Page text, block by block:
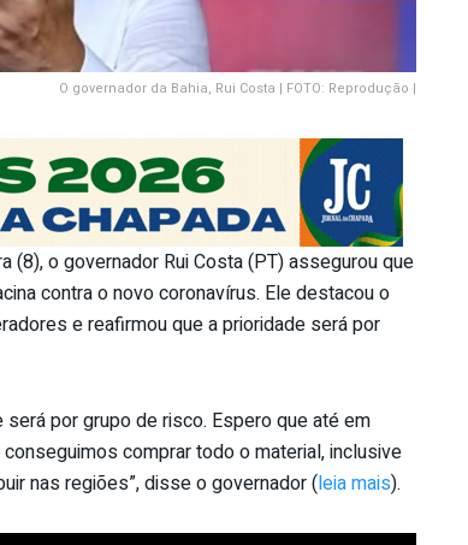
O governador da Bahia, Rui Costa | FOTO: Reprodução |
o governador Rui Costa (PT) assegurou que
contra o novo coronavírus. Ele destacou o
e reafirmou que a prioridade será por
por grupo de risco. Espero que até em
comprar todo o material, inclusive
nas regiões”, disse o governador (leia mais).